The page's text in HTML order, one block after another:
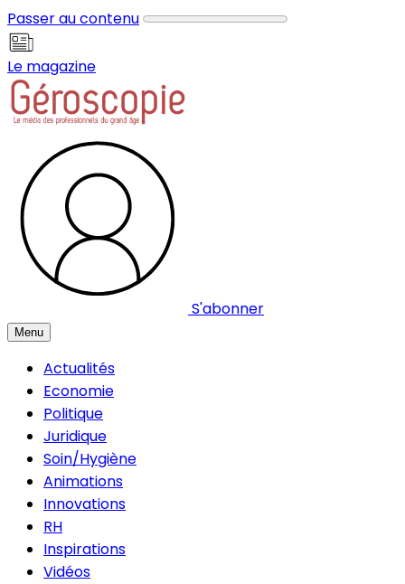
Passer au contenu
Le magazine
S'abonner
Menu
Actualités
Economie
Politique
Juridique
Soin/Hygiène
Animations
Innovations
RH
Inspirations
Vidéos
Panneau de gestion des cookies